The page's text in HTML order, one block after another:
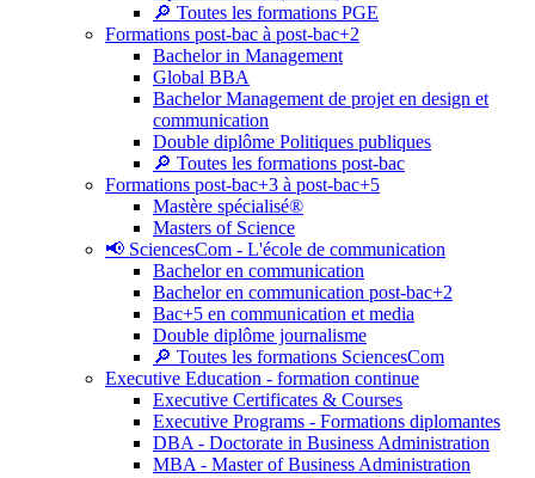
🔎 Toutes les formations PGE
Formations post-bac à post-bac+2
Bachelor in Management
Global BBA
Bachelor Management de projet en design et
communication
Double diplôme Politiques publiques
🔎 Toutes les formations post-bac
Formations post-bac+3 à post-bac+5
Mastère spécialisé®
Masters of Science
📢 SciencesCom - L'école de communication
Bachelor en communication
Bachelor en communication post-bac+2
Bac+5 en communication et media
Double diplôme journalisme
🔎 Toutes les formations SciencesCom
Executive Education - formation continue
Executive Certificates & Courses
Executive Programs - Formations diplomantes
DBA - Doctorate in Business Administration
MBA - Master of Business Administration